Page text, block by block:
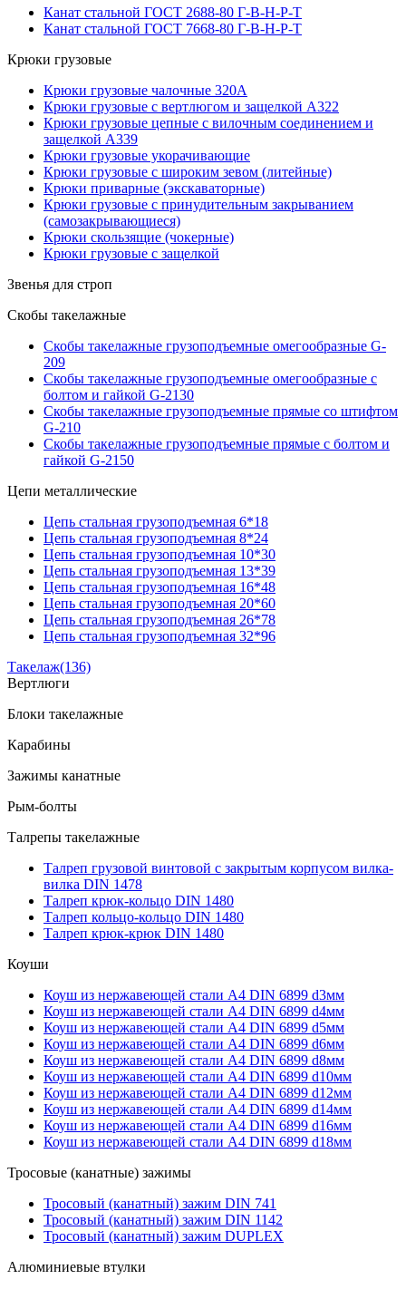
Канат стальной ГОСТ 2688-80 Г-В-Н-Р-Т
Канат стальной ГОСТ 7668-80 Г-В-Н-Р-Т
Крюки грузовые
Крюки грузовые чалочные 320А
Крюки грузовые с вертлюгом и защелкой А322
Крюки грузовые цепные с вилочным соединением и
защелкой А339
Крюки грузовые укорачивающие
Крюки грузовые с широким зевом (литейные)
Крюки приварные (экскаваторные)
Крюки грузовые с принудительным закрыванием
(самозакрывающиеся)
Крюки скользящие (чокерные)
Крюки грузовые с защелкой
Звенья для строп
Скобы такелажные
Скобы такелажные грузоподъемные омегообразные G-
209
Скобы такелажные грузоподъемные омегообразные с
болтом и гайкой G-2130
Скобы такелажные грузоподъемные прямые со штифтом
G-210
Скобы такелажные грузоподъемные прямые с болтом и
гайкой G-2150
Цепи металлические
Цепь стальная грузоподъемная 6*18
Цепь стальная грузоподъемная 8*24
Цепь стальная грузоподъемная 10*30
Цепь стальная грузоподъемная 13*39
Цепь стальная грузоподъемная 16*48
Цепь стальная грузоподъемная 20*60
Цепь стальная грузоподъемная 26*78
Цепь стальная грузоподъемная 32*96
Такелаж(136)
Вертлюги
Блоки такелажные
Карабины
Зажимы канатные
Рым-болты
Талрепы такелажные
Талреп грузовой винтовой с закрытым корпусом вилка-
вилка DIN 1478
Талреп крюк-кольцо DIN 1480
Талреп кольцо-кольцо DIN 1480
Талреп крюк-крюк DIN 1480
Коуши
Коуш из нержавеющей стали А4 DIN 6899 d3мм
Коуш из нержавеющей стали А4 DIN 6899 d4мм
Коуш из нержавеющей стали А4 DIN 6899 d5мм
Коуш из нержавеющей стали А4 DIN 6899 d6мм
Коуш из нержавеющей стали А4 DIN 6899 d8мм
Коуш из нержавеющей стали А4 DIN 6899 d10мм
Коуш из нержавеющей стали А4 DIN 6899 d12мм
Коуш из нержавеющей стали А4 DIN 6899 d14мм
Коуш из нержавеющей стали А4 DIN 6899 d16мм
Коуш из нержавеющей стали А4 DIN 6899 d18мм
Тросовые (канатные) зажимы
Тросовый (канатный) зажим DIN 741
Тросовый (канатный) зажим DIN 1142
Тросовый (канатный) зажим DUPLEX
Алюминиевые втулки